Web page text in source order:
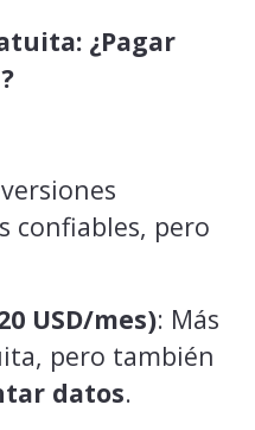
¿Pagar
confiables, pero
USD/mes): Más
pero también
datos.